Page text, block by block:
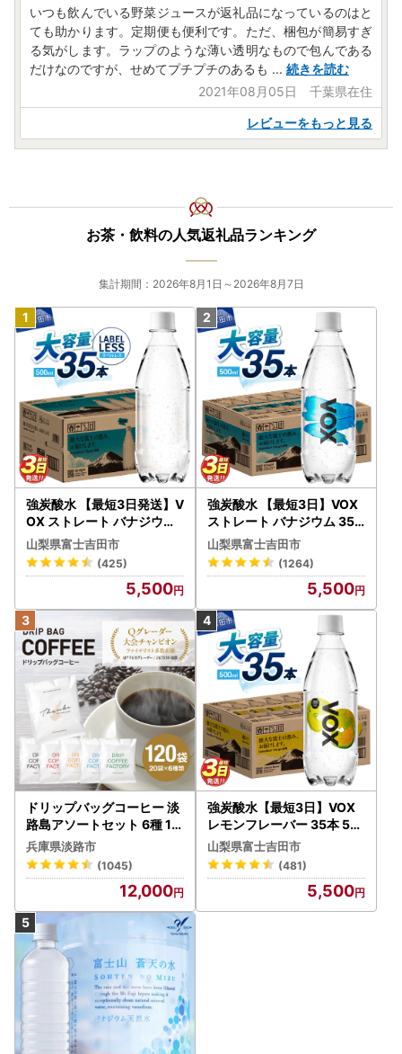
いつも飲んでいる野菜ジュースが返礼品になっているのはと
ても助かります。定期便も便利です。ただ、梱包が簡易すぎ
る気がします。ラップのような薄い透明なもので包んである
だけなのですが、せめてプチプチのあるも ... 続きを読む
2021年08月05日 千葉県在住
レビューをもっと見る
お茶・飲料の人気返礼品ランキング
集計期間：2026年8月1日～2026年8月7日
強炭酸水 【最短3日発送】V
OX ストレート バナジウム
強炭酸水 35本 500ml ラベ
ルレス【富士吉田市限定カ
ートン】 炭酸
山梨県富士吉田市
(425)
5,500
強炭酸水 【最短3日】VOX
ストレート バナジウム 35
本 500ml 【富士吉田市限
定カートン】炭酸
山梨県富士吉田市
(1264)
5,500
ドリップバッグコーヒー 淡
路島アソートセット 6種 12
0袋 飲み比べ コーヒー
兵庫県淡路市
(1045)
12,000
強炭酸水【最短3日】VOX
レモンフレーバー 35本 50
0ml 【富士吉田市限定カー
トン】炭酸
山梨県富士吉田市
(481)
5,500